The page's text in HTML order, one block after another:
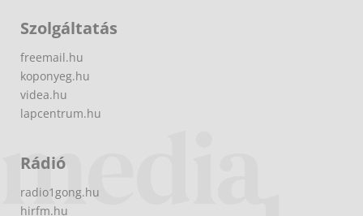
Szolgáltatás
freemail.hu
koponyeg.hu
videa.hu
lapcentrum.hu
Rádió
radio1gong.hu
hirfm.hu